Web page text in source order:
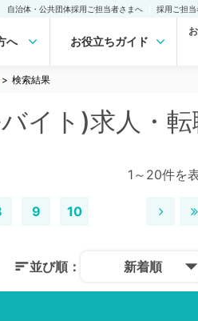
自治体・公共団体採用ご担当者さまへ 採用ご担
へ お役立ちガイド
検索結果
イト)求人・転
1～20件を
9 10
並び順： 新着順